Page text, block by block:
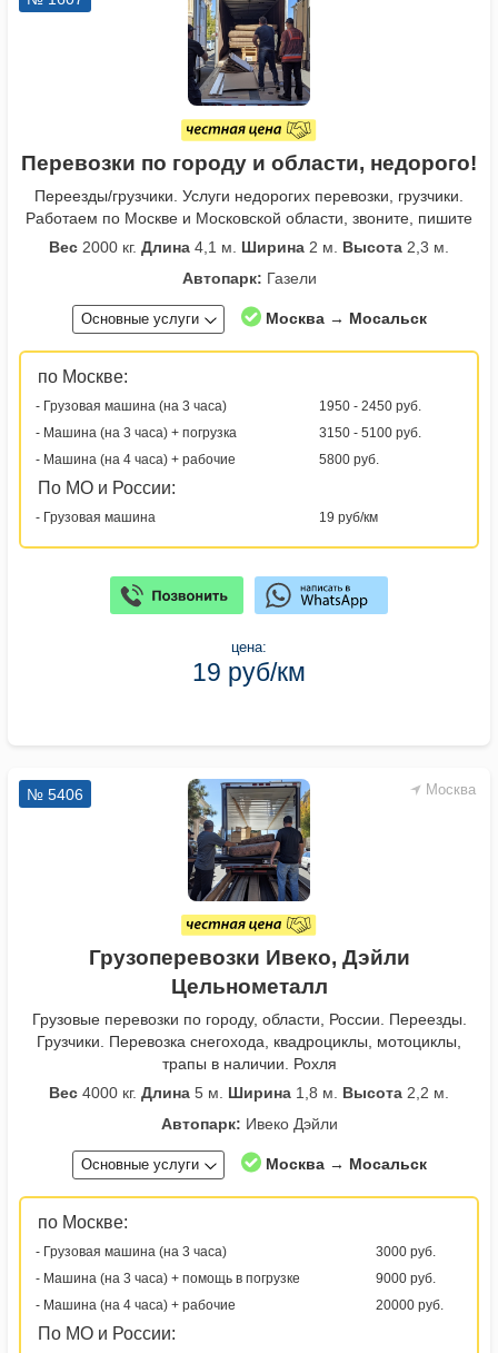
Перевозки по городу и области, недорого!
Переезды/грузчики. Услуги недорогих перевозки, грузчики.
Работаем по Москве и Московской области, звоните, пишите
Вес 2000 кг. Длина 4,1 м. Ширина 2 м. Высота 2,3 м.
Автопарк: Газели
Основные услуги Москва → Мосальск
по Москве:
- Грузовая машина (на 3 часа)
1950 - 2450 руб.
- Машина (на 3 часа) + погрузка
3150 - 5100 руб.
- Машина (на 4 часа) + рабочие
5800 руб.
По МО и России:
- Грузовая машина 19 руб/км
цена:
19 руб/км
Москва
№ 5406
Грузоперевозки Ивеко, Дэйли
Цельнометалл
Грузовые перевозки по городу, области, России. Переезды.
Грузчики. Перевозка снегохода, квадроциклы, мотоциклы,
трапы в наличии. Рохля
Вес 4000 кг. Длина 5 м. Ширина 1,8 м. Высота 2,2 м.
Автопарк: Ивеко Дэйли
Основные услуги Москва → Мосальск
по Москве:
- Грузовая машина (на 3 часа)
3000 руб.
- Машина (на 3 часа) + помощь в погрузке
9000 руб.
- Машина (на 4 часа) + рабочие
20000 руб.
По МО и России: